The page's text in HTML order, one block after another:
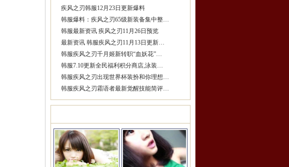
疾风之刃韩服12月23日更新爆料
韩服爆料：疾风之刃65级新装备集中整…
韩服最新资讯 疾风之刃11月26日预览
最新资讯 韩服疾风之刃11月13日更新…
韩服疾风之刃千月姬新转职“血妖花”…
韩服7.10更新全民福利积分商店,泳装…
韩服疾风之刃出现世界杯装扮和你理想…
韩服疾风之刃霜语者最新觉醒技能简评…